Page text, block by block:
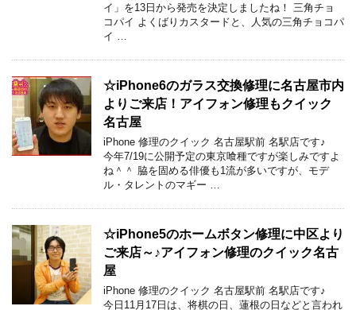
イ」を13日から発売を決定しましたね！ 三角チョ
コパイ よくばりカスタードと、人気の三角チョコパ
イ …
☆iPhone6のガラス交換修理に名古屋市内
よりご来店！アイフォン修理もクイック
名古屋
iPhone 修理のクイック 名古屋駅前 名駅店です♪
今年7/19に公開予定の東京喰種ですが楽しみですよ
ね＾＾ 脇を固める俳優も1流が多いですが、モデ
ル・タレントのマギー …
☆iPhone5のホームボタン修理に中区より
ご来店～♪アイフォン修理のクイック名古
屋
iPhone 修理のクイック 名古屋駅前 名駅店です♪
今日11月17日は、将棋の日、蓮根の日などと言われ